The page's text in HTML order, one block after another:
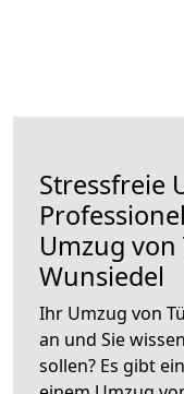
Stressfreie
Umzug
Wunsiedel
Ihr Umzug von
an und Sie
sollen? Es gibt